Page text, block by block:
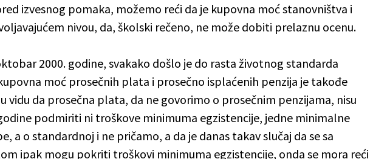
izvesnog pomaka, možemo reći da je kupovna moć stanovništva i
nivou, da, školski rečeno, ne može dobiti prelaznu ocenu.
2000. godine, svakako došlo je do rasta životnog standarda
moć prosečnih plata i prosečno isplaćenih penzija je takođe
vidu da prosečna plata, da ne govorimo o prosečnim penzijama, nisu
podmiriti ni troškove minimuma egzistencije, jedne minimalne
a o standardnoj i ne pričamo, a da je danas takav slučaj da se sa
ipak mogu pokriti troškovi minimuma egzistencije, onda se mora reći